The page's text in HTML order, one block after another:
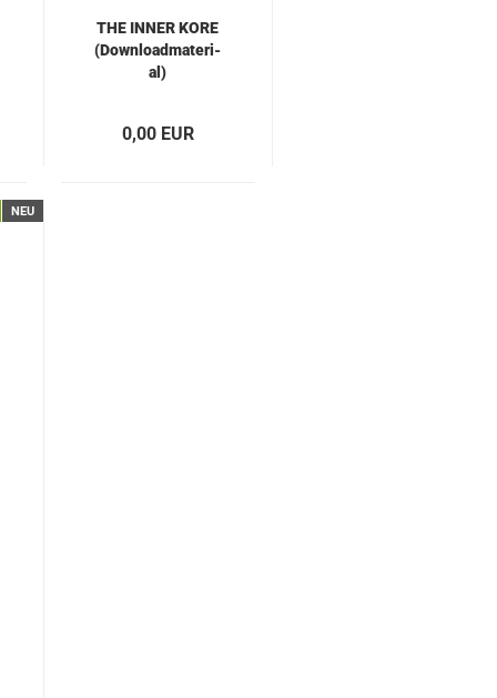
THE INNER KORE
(Down­load­ma­te­ri­
al)
0,00 EUR
NEU